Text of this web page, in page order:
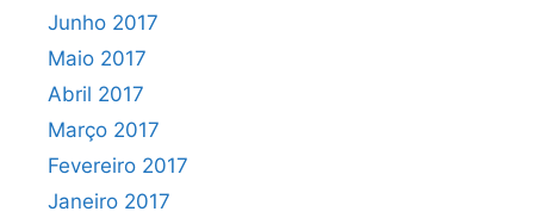
Junho 2017
Maio 2017
Abril 2017
Março 2017
Fevereiro 2017
Janeiro 2017